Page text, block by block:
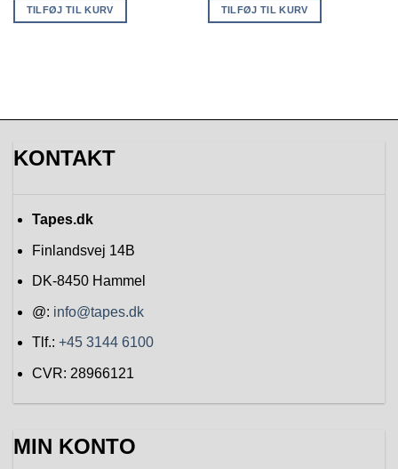
TILFØJ TIL KURV TILFØJ TIL KURV
KONTAKT
Tapes.dk
Finlandsvej 14B
DK-8450 Hammel
@: info@tapes.dk
Tlf.: +45 3144 6100
CVR: 28966121
MIN KONTO